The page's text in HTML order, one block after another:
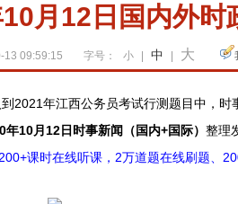
月12日国内外时
13 09:59:15 字号： 小 中 大
年江西公务员考试行测题目中，时
年10月12日时事新闻（国内+国际） 整理
课时在线听课，2万道题在线刷题、